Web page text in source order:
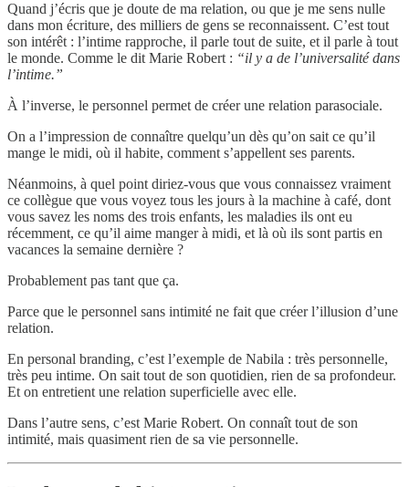
Quand j’écris que je doute de ma relation, ou que je me sens nulle
dans mon écriture, des milliers de gens se reconnaissent. C’est tout
son intérêt : l’intime rapproche, il parle tout de suite, et il parle à tout
le monde. Comme le dit Marie Robert : “il y a de l’universalité dans
l’intime.”
À l’inverse, le personnel permet de créer une relation parasociale.
On a l’impression de connaître quelqu’un dès qu’on sait ce qu’il
mange le midi, où il habite, comment s’appellent ses parents.
Néanmoins, à quel point diriez-vous que vous connaissez vraiment
ce collègue que vous voyez tous les jours à la machine à café, dont
vous savez les noms des trois enfants, les maladies ils ont eu
récemment, ce qu’il aime manger à midi, et là où ils sont partis en
vacances la semaine dernière ?
Probablement pas tant que ça.
Parce que le personnel sans intimité ne fait que créer l’illusion d’une
relation.
En personal branding, c’est l’exemple de Nabila : très personnelle,
très peu intime. On sait tout de son quotidien, rien de sa profondeur.
Et on entretient une relation superficielle avec elle.
Dans l’autre sens, c’est Marie Robert. On connaît tout de son
intimité, mais quasiment rien de sa vie personnelle.